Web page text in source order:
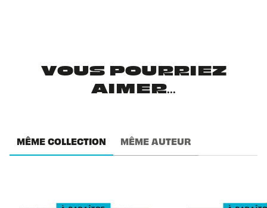
VOUS POURRIEZ
AIMER...
MÊME COLLECTION MÊME AUTEUR